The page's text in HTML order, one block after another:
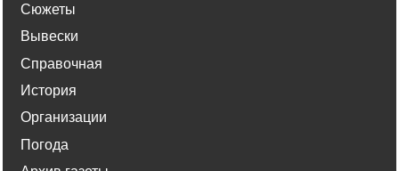
Сюжеты
Вывески
Справочная
История
Организации
Погода